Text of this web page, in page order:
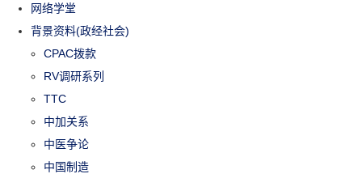
网络学堂
背景资料(政经社会)
CPAC拨款
RV调研系列
TTC
中加关系
中医争论
中国制造